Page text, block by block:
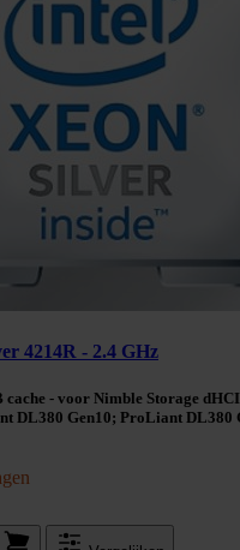
4214R - 2.4 GHz
cache - voor Nimble Storage
DL380 Gen10; ProLiant DL380